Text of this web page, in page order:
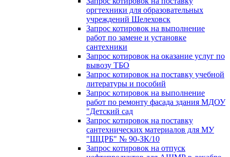
оргтехники для образовательных
учреждений Шелеховск
Запрос котировок на выполнение
работ по замене и установке
сантехники
Запрос котировок на оказание услуг по
вывозу ТБО
Запрос котировок на поставку учебной
литературы и пособий
Запрос котировок на выполнение
работ по ремонту фасада здания МДОУ
"Детский сад
Запрос котировок на поставку
сантехнических материалов для МУ
"ШЦРБ" № 90-ЗК/10
Запрос котировок на отпуск